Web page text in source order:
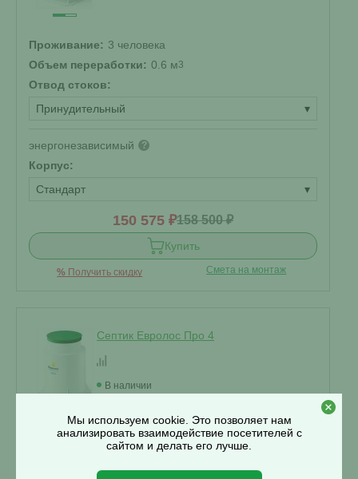
Проживание: 3 человека
Объем переработки: 0.6 м3
Отвод стоков:
Принудительный
▾
энергонезависимый ?
Корпус:
Стандарт
▾
150 575 ₽158 500 ₽
Купить
% Получить скидку Смета на монтаж
Септик Евролос Про 4
В наличии
4 человека
Мы используем cookie. Это позволяет нам
анализировать взаимодействие посетителей с
сайтом и делать его лучше.